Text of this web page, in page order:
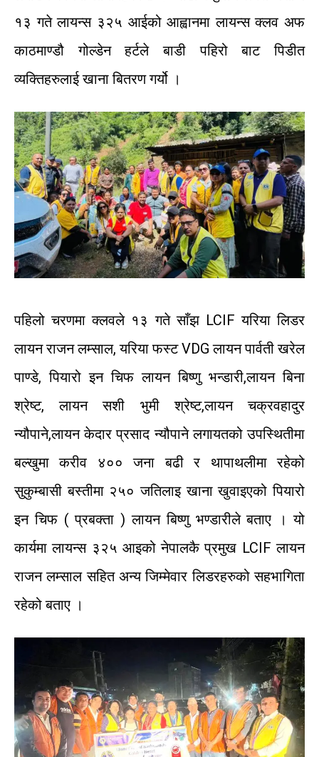
१३ गते लायन्स ३२५ आईको आह्वानमा लायन्स क्लव अफ
काठमाण्डौ
गोल्डेन हर्टले बाडी पहिरो बाट
पिडीत
व्यक्तिहरुलाई खाना बितरण गर्यो ।
पहिलो चरणमा क्लवले १३ गते साँझLCIFयरिया लिडर
लायन राजन लम्साल,यरिया फस्टVDGलायन पार्वती खरेल
पाण्डे,पियारोइन चिफ लायन बिष्णु भन्डारी,लायन बिना
श्रेष्ट,लायन सशी भुमी श्रेष्ट,लायन
चक्रवहादुर
न्यौपाने,लायन केदार प्रसाद न्यौपानेलगायतको उपस्थितीमा
बल्खुमा
करीव ४०० जना बढी र थापाथलीमा
रहेको
सुकुम्बासी बस्तीमा २५० जतिलाइ खाना खुवाइएकोपियारो
इन चिफ(प्रबक्ता )लायन बिष्णु भण्डारीले बताए । यो
कार्यमा लायन्स ३२५ आइको नेपालकै प्रमुख LCIFलायन
राजनलम्साल सहित अन्य जिम्मेवार लिडरहरुको सहभागिता
रहेको बताए ।